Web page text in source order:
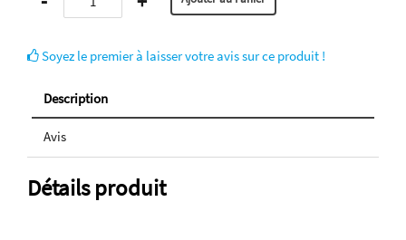
Soyez le premier à laisser votre avis sur ce produit !
Description
Avis
Détails produit